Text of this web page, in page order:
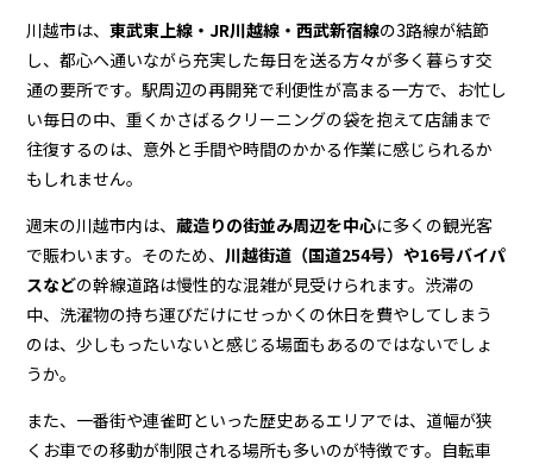
川越市は、 東武東上線・JR川越線・西武新宿線の3路線が結節
し、都心へ通いながら充実した毎日を送る方々が多く暮らす交
通の要所です。駅周辺の再開発で利便性が高まる一方で、お忙し
い毎日の中、重くかさばるクリーニングの袋を抱えて店舗まで
往復するのは、意外と手間や時間のかかる作業に感じられるか
もしれません。
週末の川越市内は、 蔵造りの街並み周辺を中心に多くの観光客
で賑わいます。そのため、 川越街道（国道254号）や16号バイパ
スなどの幹線道路は慢性的な混雑が見受けられます。渋滞の
中、洗濯物の持ち運びだけにせっかくの休日を費やしてしまう
のは、少しもったいないと感じる場面もあるのではないでしょ
うか。
また、一番街や連雀町といった歴史あるエリアでは、道幅が狭
くお車での移動が制限される場所も多いのが特徴です。自転車